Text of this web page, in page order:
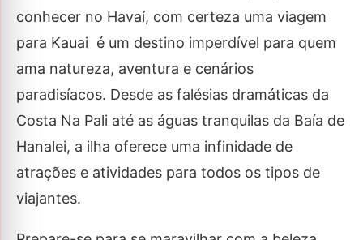
conhecer no Havaí, com certeza uma viagem
para Kauai é um destino imperdível para quem
ama natureza, aventura e cenários
paradisíacos. Desde as falésias dramáticas da
Costa Na Pali até as águas tranquilas da Baía de
Hanalei, a ilha oferece uma infinidade de
atrações e atividades para todos os tipos de
viajantes.